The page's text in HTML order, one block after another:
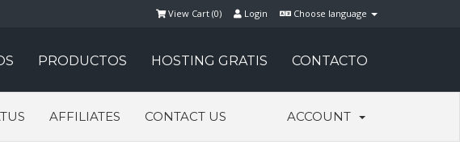
Choose language
Login
View Cart (0)
PRODUCTOS HOSTING GRATIS CONTACTO
AFFILIATES CONTACT US ACCOUNT